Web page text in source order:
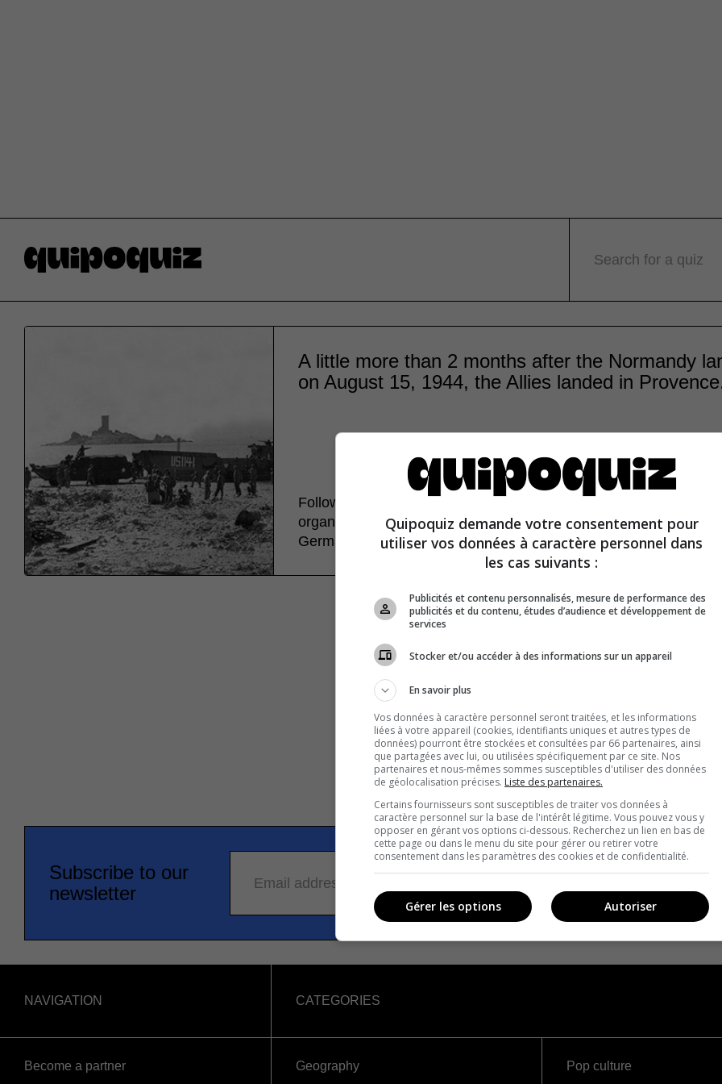
Search for a quiz
A little more than 2 months after the Normandy
on August 15, 1944, the Allies landed in
Following the success of the 6 June 1944 landings, the Allies
organize a second landing in France, this time in Provence, to
German army in pincers.
Subscribe to our
newsletter
Email address
NAVIGATION
Become a partner
CATEGORIES
Geography
Pop culture
Quipoquiz demande votre consentement pour
utiliser vos données à caractère personnel dans
les cas suivants :
Publicités et contenu personnalisés, mesure de performance des
publicités et du contenu, études d’audience et développement de
services
Stocker et/ou accéder à des informations sur un appareil
En savoir plus
Vos données à caractère personnel seront traitées, et les informations
liées à votre appareil (cookies, identifiants uniques et autres types de
données) pourront être stockées et consultées par 66 partenaires, ainsi
que partagées avec lui, ou utilisées spécifiquement par ce site. Nos
partenaires et nous-mêmes sommes susceptibles d'utiliser des données
de géolocalisation précises. Liste des partenaires.
Certains fournisseurs sont susceptibles de traiter vos données à
caractère personnel sur la base de l'intérêt légitime. Vous pouvez vous y
opposer en gérant vos options ci-dessous. Recherchez un lien en bas de
cette page ou dans le menu du site pour gérer ou retirer votre
consentement dans les paramètres des cookies et de confidentialité.
Autoriser
Gérer les options